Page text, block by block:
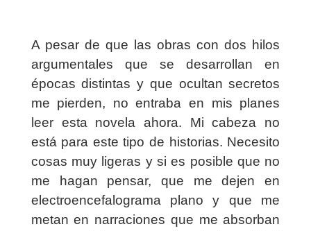
A pesar de que las obras con dos hilos
argumentales que se desarrollan en
épocas distintas y que ocultan secretos
me pierden, no entraba en mis planes
leer esta novela ahora. Mi cabeza no
está para este tipo de historias. Necesito
cosas muy ligeras y si es posible que no
me hagan pensar, que me dejen en
electroencefalograma plano y que me
metan en narraciones que me absorban